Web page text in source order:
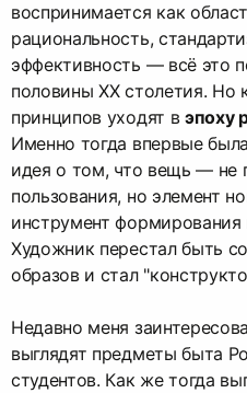
воспринимается как
рациональность,
эффективность — всё это
половины XX столетия. Но
принципов уходят в эпоху
Именно тогда впервые
идея о том, что вещь — не
пользования, но элемент
инструмент формирования
Художник перестал быть
образов и стал
Недавно меня
выглядят предметы быта
студентов. Как же тогда